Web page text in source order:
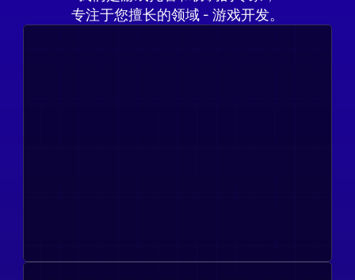
专注于您擅长的领域 - 游戏开发。